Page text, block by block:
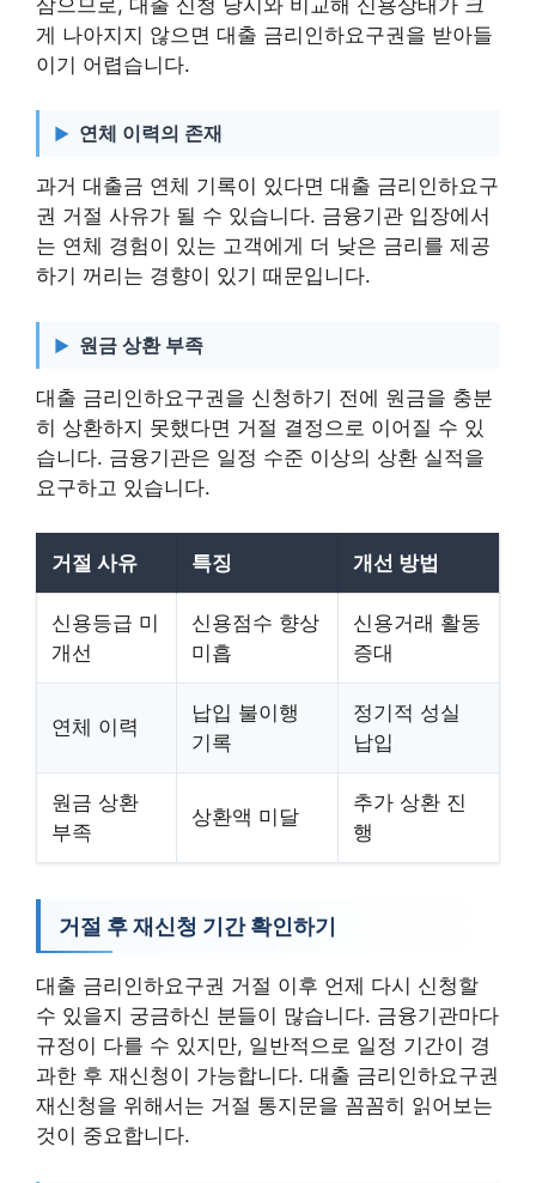
게 나아지지 않으면 대출 금리인하요구권을 받아들
이기 어렵습니다.
연체 이력의 존재
과거 대출금 연체 기록이 있다면 대출 금리인하요구
권 거절 사유가 될 수 있습니다. 금융기관 입장에서
는 연체 경험이 있는 고객에게 더 낮은 금리를 제공
하기 꺼리는 경향이 있기 때문입니다.
원금 상환 부족
대출 금리인하요구권을 신청하기 전에 원금을 충분
히 상환하지 못했다면 거절 결정으로 이어질 수 있
습니다. 금융기관은 일정 수준 이상의 상환 실적을
요구하고 있습니다.
거절 사유 특징 개선 방법
신용등급 미
개선
신용점수 향상
미흡
신용거래 활동
증대
연체 이력
납입 불이행
기록
정기적 성실
납입
원금 상환
부족
상환액 미달
추가 상환 진
행
거절 후 재신청 기간 확인하기
대출 금리인하요구권 거절 이후 언제 다시 신청할
수 있을지 궁금하신 분들이 많습니다. 금융기관마다
규정이 다를 수 있지만, 일반적으로 일정 기간이 경
과한 후 재신청이 가능합니다. 대출 금리인하요구권
재신청을 위해서는 거절 통지문을 꼼꼼히 읽어보는
것이 중요합니다.